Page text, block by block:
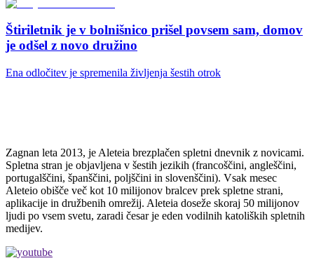
Štiriletnik je v bolnišnico prišel povsem sam, domov
je odšel z novo družino
Ena odločitev je spremenila življenja šestih otrok
Zagnan leta 2013, je Aleteia brezplačen spletni dnevnik z novicami.
Spletna stran je objavljena v šestih jezikih (francoščini, angleščini,
portugalščini, španščini, poljščini in slovenščini). Vsak mesec
Aleteio obišče več kot 10 milijonov bralcev prek spletne strani,
aplikacije in družbenih omrežij. Aleteia doseže skoraj 50 milijonov
ljudi po vsem svetu, zaradi česar je eden vodilnih katoliških spletnih
medijev.